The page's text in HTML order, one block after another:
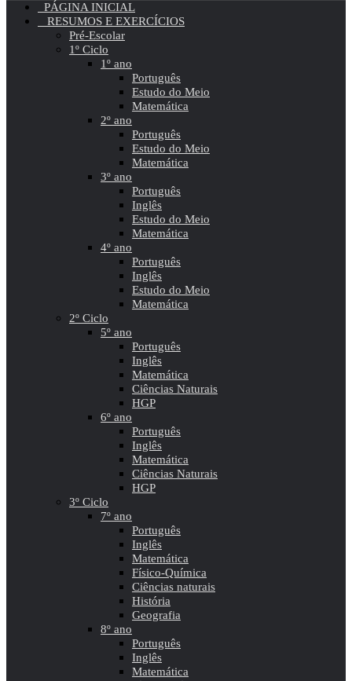
PÁGINA INICIAL
RESUMOS E EXERCÍCIOS
Pré-Escolar
1º Ciclo
1º ano
Português
Estudo do Meio
Matemática
2º ano
Português
Estudo do Meio
Matemática
3º ano
Português
Inglês
Estudo do Meio
Matemática
4º ano
Português
Inglês
Estudo do Meio
Matemática
2º Ciclo
5º ano
Português
Inglês
Matemática
Ciências Naturais
HGP
6º ano
Português
Inglês
Matemática
Ciências Naturais
HGP
3º Ciclo
7º ano
Português
Inglês
Matemática
Físico-Química
Ciências naturais
História
Geografia
8º ano
Português
Inglês
Matemática